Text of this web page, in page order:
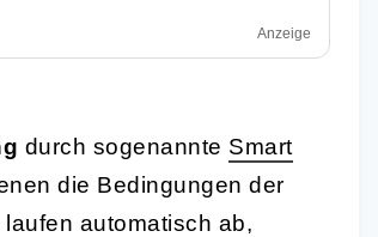
Anzeige
durch sogenannte Smart
die Bedingungen der
automatisch ab,